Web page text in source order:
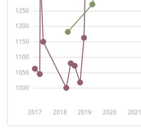
2017 2018 2019 2020 2021
1000
1050
1100
1150
1200
1250